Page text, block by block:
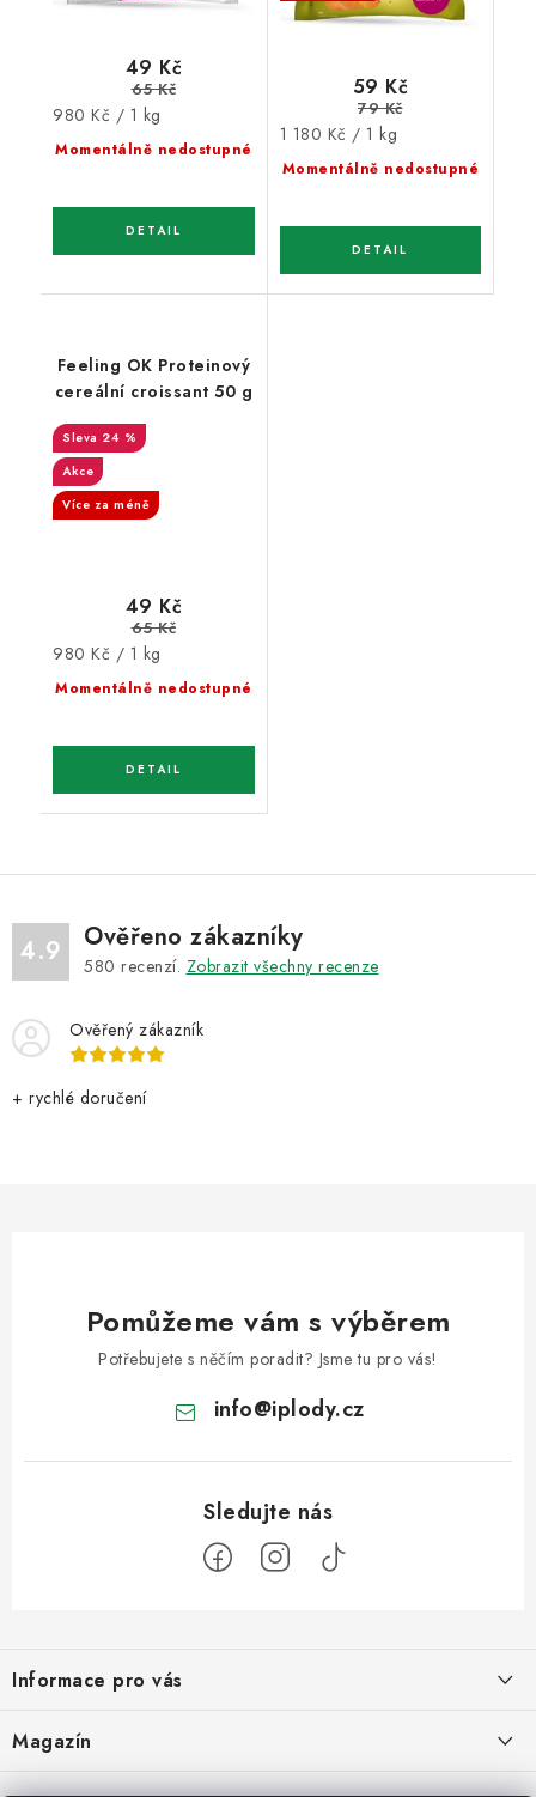
Momentálně nedostupné
49 Kč
65 Kč
Měrná
cena:
980 Kč / 1 kg
Momentálně nedostupné
59 Kč
79 Kč
Měrná
cena:
1 180 Kč / 1 kg
Feeling OK Proteinový
cereální croissant 50 g
24 %
Akce
Více za méně
Momentálně nedostupné
49 Kč
65 Kč
Měrná
cena:
980 Kč / 1 kg
4.9 Ověřeno zákazníky
580 recenzí. Zobrazit všechny recenze
Ověřený zákazník
+ rychlé doručení
Pomůžeme vám s výběrem
Potřebujete s něčím poradit? Jsme tu pro vás!
info@iplody.cz
p
a
Informace pro vás
Velkoobchod
Magazín
Kombucha – osvěžující nápoj pro zdravé zažívání